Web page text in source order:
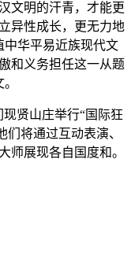
文明的汗青，才能更
异性成长，更无力地
中华平易近族现代文
和义务担任这一从题
贤山庄举行“国际狂
将通过互动表演、
师展现各自国度和。